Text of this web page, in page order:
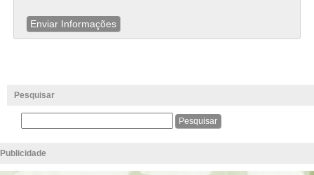
Pesquisar
Publicidade